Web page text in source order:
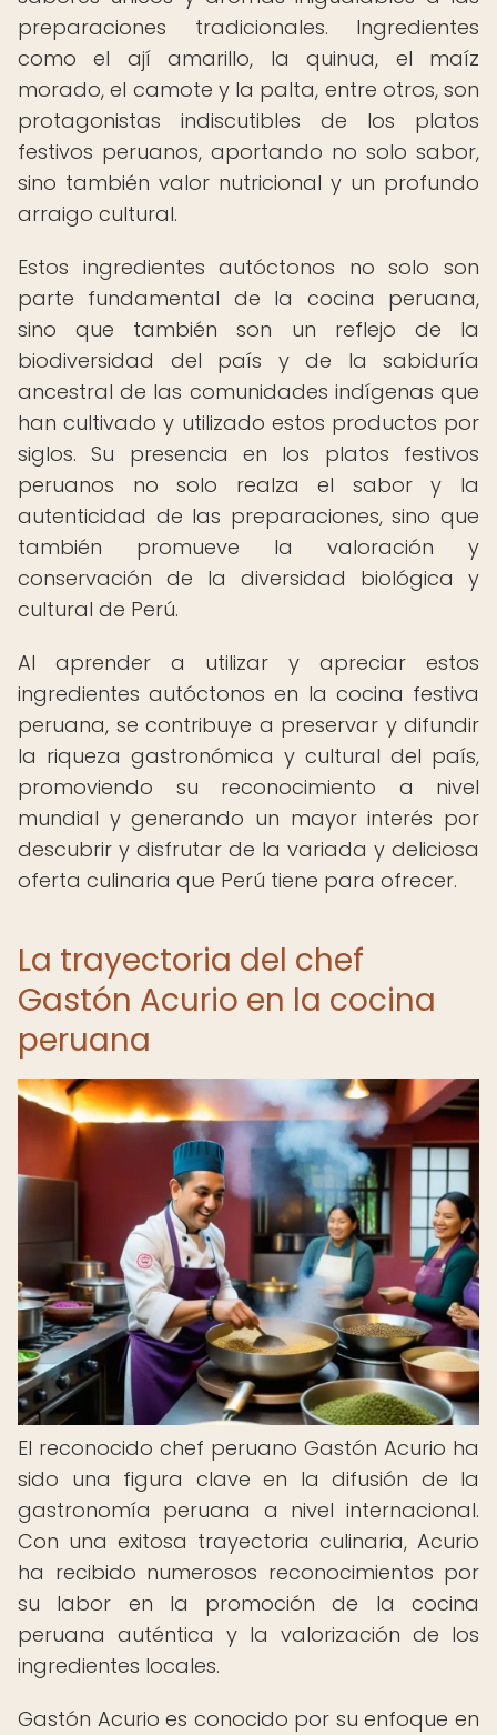
preparaciones tradicionales. Ingredientes
como el ají amarillo, la quinua, el maíz
morado, el camote y la palta, entre otros, son
protagonistas indiscutibles de los platos
festivos peruanos, aportando no solo sabor,
sino también valor nutricional y un profundo
arraigo cultural.
Estos ingredientes autóctonos no solo son
parte fundamental de la cocina peruana,
sino que también son un reflejo de la
biodiversidad del país y de la sabiduría
ancestral de las comunidades indígenas que
han cultivado y utilizado estos productos por
siglos. Su presencia en los platos festivos
peruanos no solo realza el sabor y la
autenticidad de las preparaciones, sino que
también promueve la valoración y
conservación de la diversidad biológica y
cultural de Perú.
Al aprender a utilizar y apreciar estos
ingredientes autóctonos en la cocina festiva
peruana, se contribuye a preservar y difundir
la riqueza gastronómica y cultural del país,
promoviendo su reconocimiento a nivel
mundial y generando un mayor interés por
descubrir y disfrutar de la variada y deliciosa
oferta culinaria que Perú tiene para ofrecer.
La trayectoria del chef
Gastón Acurio en la cocina
peruana
El reconocido chef peruano Gastón Acurio ha
sido una figura clave en la difusión de la
gastronomía peruana a nivel internacional.
Con una exitosa trayectoria culinaria, Acurio
ha recibido numerosos reconocimientos por
su labor en la promoción de la cocina
peruana auténtica y la valorización de los
ingredientes locales.
Gastón Acurio es conocido por su enfoque en